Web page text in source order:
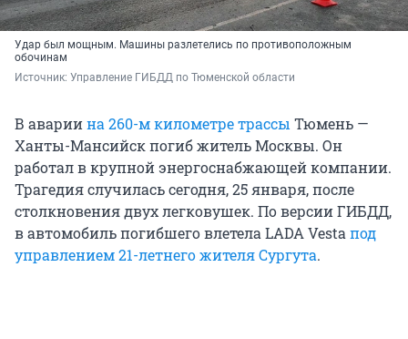
Удар был мощным. Машины разлетелись по противоположным
обочинам
Источник: Управление ГИБДД по Тюменской области
В авариина 260-м километре трассы Тюмень —
Ханты-Мансийск погиб житель Москвы. Он
работал в крупной энергоснабжающей компании.
Трагедия случилась сегодня, 25 января, после
столкновения двух легковушек. По версии ГИБДД,
в автомобиль погибшего влетела LADA Vestaпод
управлением 21-летнего жителя Сургута.